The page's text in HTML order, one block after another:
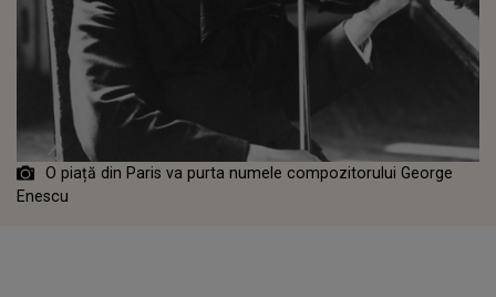
O piață din Paris va purta numele compozitorului George
Enescu